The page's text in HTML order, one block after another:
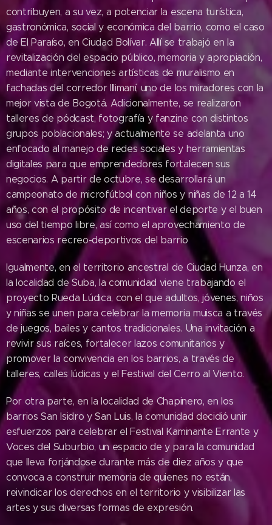
contribuyen, a su vez, a potenciar la escena turística,
gastronómica, social y económica del barrio, como el caso
de El Paraíso, en Ciudad Bolívar. Allí se trabajó en la
revitalización del espacio público, memoria y apropiación,
mediante intervenciones artísticas de muralismo en
fachadas del corredor Illimaní, uno de los miradores con la
mejor vista de Bogotá. Adicionalmente, se realizaron
talleres de pódcast, fotografía y fanzine con distintos
grupos poblacionales; y actualmente se adelanta uno
enfocado al manejo de redes sociales y herramientas
digitales para que emprendedores fortalecen sus
negocios. A partir de octubre, se desarrollará un
campeonato de microfútbol con niños y niñas de 12 a 14
años, con el propósito de incentivar el deporte y el buen
uso del tiempo libre, así como el aprovechamiento de
escenarios recreo-deportivos del barrio
Igualmente, en el territorio ancestral de Ciudad Hunza, en
la localidad de Suba, la comunidad viene trabajando el
proyecto Rueda Lúdica, con el que adultos, jóvenes, niños
y niñas se unen para celebrar la memoria muisca a través
de juegos, bailes y cantos tradicionales. Una invitación a
revivir sus raíces, fortalecer lazos comunitarios y
promover la convivencia en los barrios, a través de
talleres, calles lúdicas y el Festival del Cerro al Viento.
Por otra parte, en la localidad de Chapinero, en los
barrios San Isidro y San Luis, la comunidad decidió unir
esfuerzos para celebrar el Festival Kaminante Errante y
Voces del Suburbio, un espacio de y para la comunidad
que lleva forjándose durante más de diez años y que
convoca a construir memoria de quienes no están,
reivindicar los derechos en el territorio y visibilizar las
artes y sus diversas formas de expresión.